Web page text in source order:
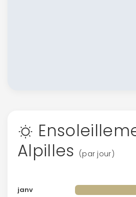
Alpilles (par jour)
janv